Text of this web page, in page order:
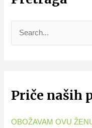
c
f
Priče naših
OBOŽAVAM OVU